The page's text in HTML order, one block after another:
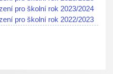
pro školní rok 2023/2024
pro školní rok 2022/2023